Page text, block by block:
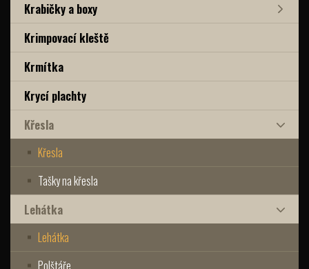
Krabičky a boxy
Krimpovací kleště
Krmítka
Krycí plachty
Křesla
Křesla
Tašky na křesla
Lehátka
Lehátka
Polštáře